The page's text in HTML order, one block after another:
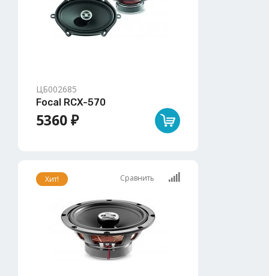
ЦБ002685
Focal RCX-570
5360 ₽
Хит! Сравнить